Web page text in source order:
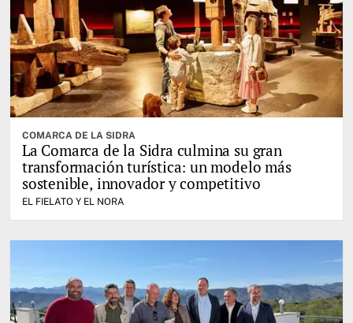
COMARCA DE LA SIDRA
La Comarca de la Sidra culmina su gran
transformación turística: un modelo más
sostenible, innovador y competitivo
EL FIELATO Y EL NORA